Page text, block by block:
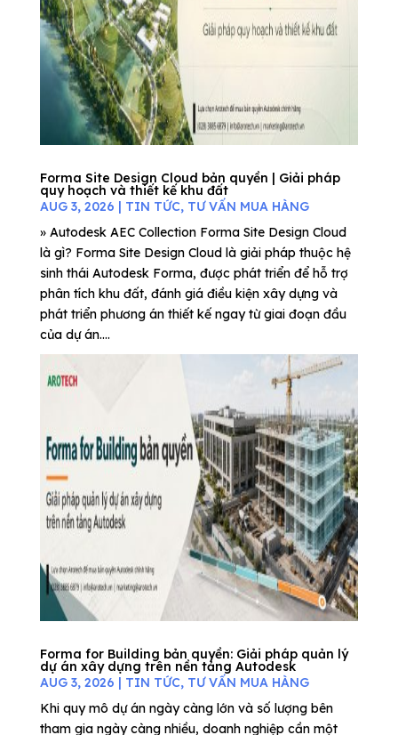
Forma Site Design Cloud bản quyền | Giải pháp
quy hoạch và thiết kế khu đất
AUG 3, 2026 | TIN TỨC, TƯ VẤN MUA HÀNG
» Autodesk AEC Collection Forma Site Design Cloud
là gì? Forma Site Design Cloud là giải pháp thuộc hệ
sinh thái Autodesk Forma, được phát triển để hỗ trợ
phân tích khu đất, đánh giá điều kiện xây dựng và
phát triển phương án thiết kế ngay từ giai đoạn đầu
của dự án....
Forma for Building bản quyền: Giải pháp quản lý
dự án xây dựng trên nền tảng Autodesk
AUG 3, 2026 | TIN TỨC, TƯ VẤN MUA HÀNG
Khi quy mô dự án ngày càng lớn và số lượng bên
tham gia ngày càng nhiều, doanh nghiệp cần một